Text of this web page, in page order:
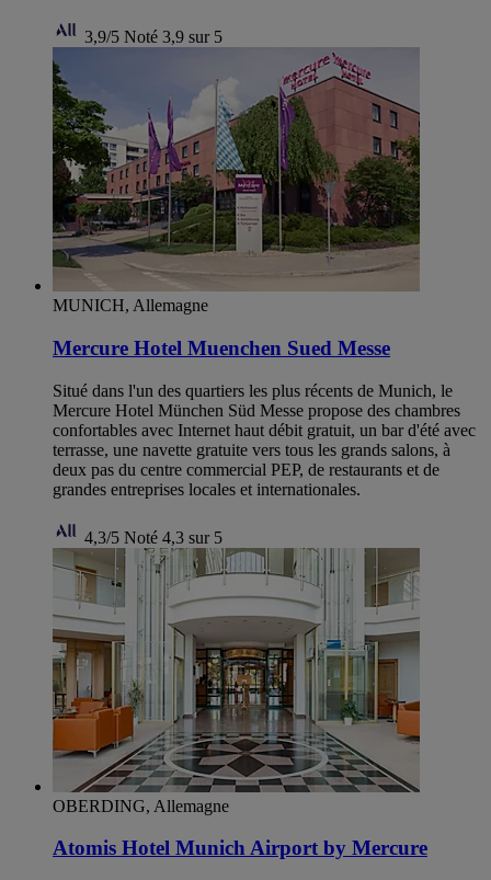
3,9/5 Noté 3,9 sur 5
MUNICH, Allemagne
Mercure Hotel Muenchen Sued Messe
Situé dans l'un des quartiers les plus récents de Munich, le
Mercure Hotel München Süd Messe propose des chambres
confortables avec Internet haut débit gratuit, un bar d'été avec
terrasse, une navette gratuite vers tous les grands salons, à
deux pas du centre commercial PEP, de restaurants et de
grandes entreprises locales et internationales.
4,3/5 Noté 4,3 sur 5
OBERDING, Allemagne
Atomis Hotel Munich Airport by Mercure